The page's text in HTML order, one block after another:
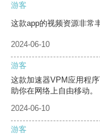
游客
这款app的视频资源非常
2024-06-10
游客
这款加速器VPM应用程
助你在网络上自由移动。
2024-06-10
游客